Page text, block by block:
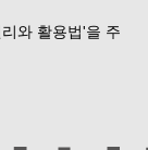
와 활용법'을 주